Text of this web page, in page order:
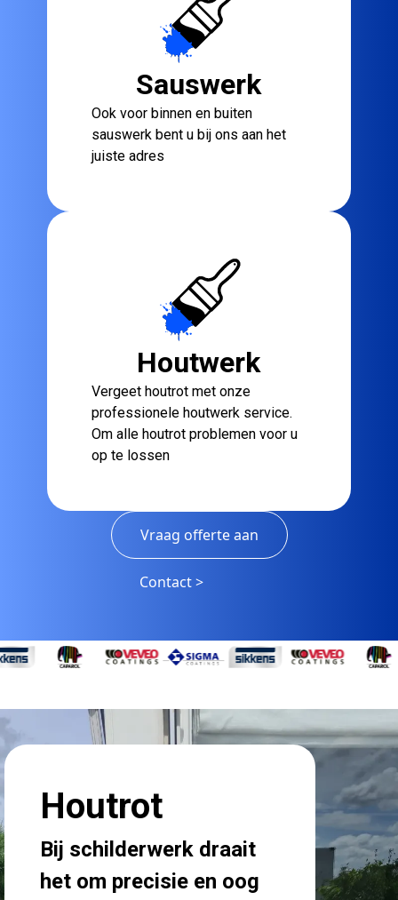
Sauswerk
Ook voor binnen en buiten
sauswerk bent u bij ons aan het
juiste adres
Houtwerk
Vergeet houtrot met onze
professionele houtwerk service.
Om alle houtrot problemen voor u
op te lossen
Vraag offerte aan
Contact >
Houtrot
Bij schilderwerk draait
het om precisie en oog